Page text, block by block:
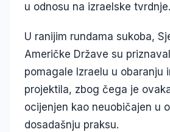
u odnosu na izraelske tvrdnje.
U ranijim rundama sukoba,
Američke Države su
pomagale Izraelu u obaranju
projektila, zbog čega je
ocijenjen kao neuobičajen u
dosadašnju praksu.